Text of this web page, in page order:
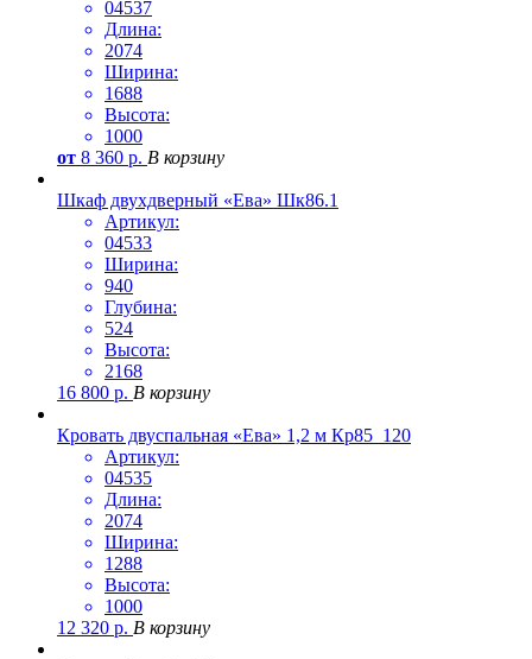
04537
Длина:
2074
Ширина:
1688
Высота:
1000
от 8 360 р. В корзину
Шкаф двухдверный «Ева» Шк86.1
Артикул:
04533
Ширина:
940
Глубина:
524
Высота:
2168
16 800 р. В корзину
Кровать двуспальная «Ева» 1,2 м Кр85_120
Артикул:
04535
Длина:
2074
Ширина:
1288
Высота:
1000
12 320 р. В корзину